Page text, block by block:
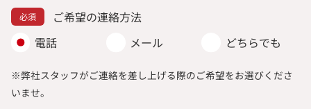
ご希望の連絡方法
電話
メール どちらでも
※弊社スタッフがご連絡を差し上げる際のご希望をお選びくださ
いませ。